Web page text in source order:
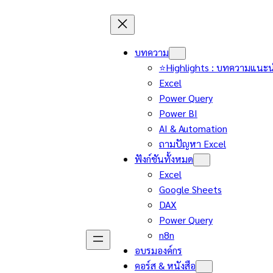
บทความ
⭐Highlights : บทความแนะ
Excel
Power Query
Power BI
AI & Automation
ถามปัญหา Excel
ฟังก์ชันทั้งหมด
Excel
Google Sheets
DAX
Power Query
n8n
อบรมองค์กร
คอร์ส & หนังสือ